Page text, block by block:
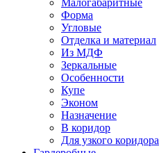
Малогабаритные
Форма
Угловые
Отделка и материал
Из МДФ
Зеркальные
Особенности
Купе
Эконом
Назначение
В коридор
Для узкого коридора